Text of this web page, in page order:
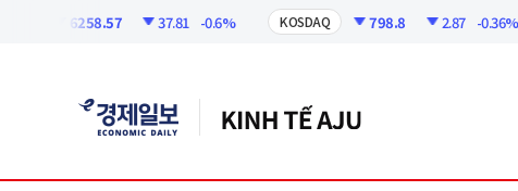
6258.57 37.81 -0.6% KOSDAQ 798.8 2.87 -0.36%